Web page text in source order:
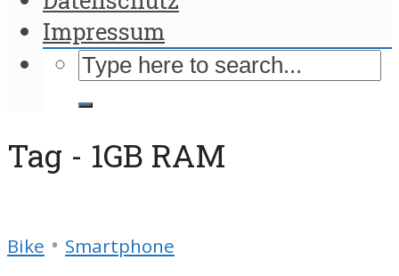
Impressum
Tag - 1GB RAM
Bike • Smartphone